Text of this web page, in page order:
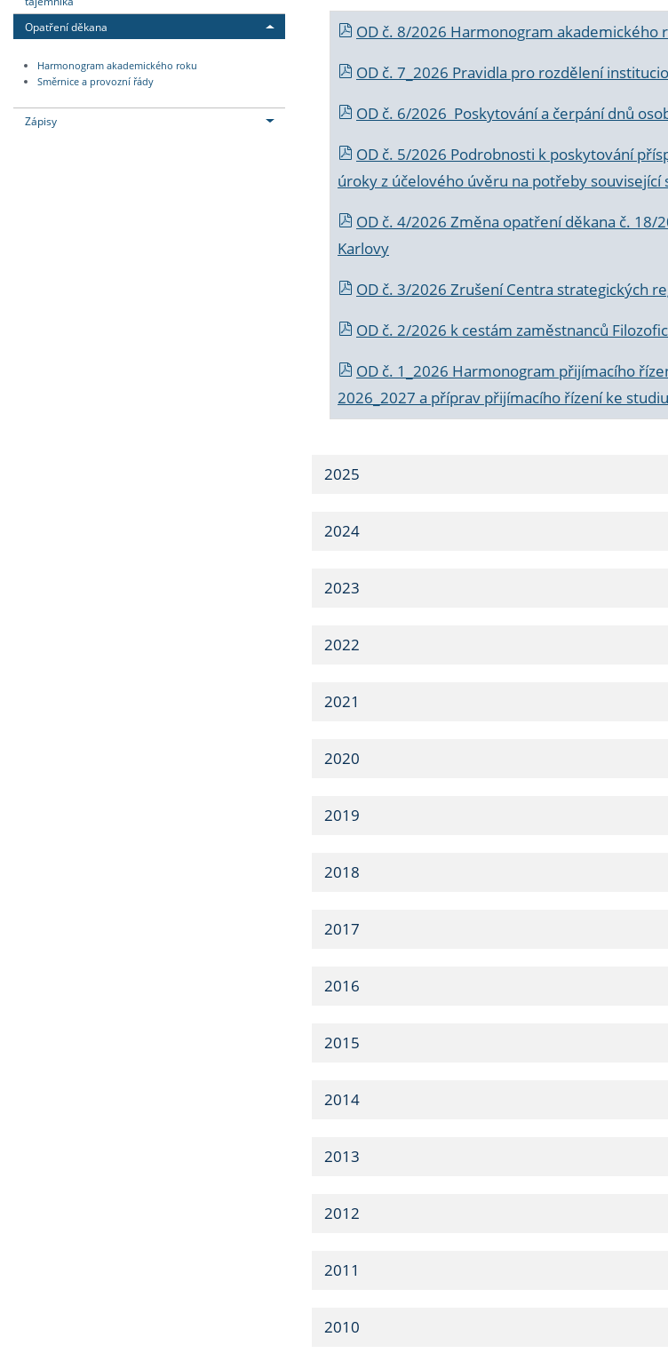
Opatření děkana
Harmonogram akademického roku
Směrnice a provozní řády
Zápisy
OD č. 8/2026 Harmonogram akademického
OD č. 7_2026 Pravidla pro rozdělení
OD č. 6/2026 Poskytování a čerpání dnů
OD č. 5/2026 Podrobnosti k poskytování
úroky z účelového úvěru na potřeby
OD č. 4/2026 Změna opatření děkana č.
Karlovy
OD č. 3/2026 Zrušení Centra strategických
OD č. 2/2026 k cestám zaměstnanců
OD č. 1_2026 Harmonogram přijímacího
2026_2027 a příprav přijímacího řízení ke
2025
2024
2023
2022
2021
2020
2019
2018
2017
2016
2015
2014
2013
2012
2011
2010